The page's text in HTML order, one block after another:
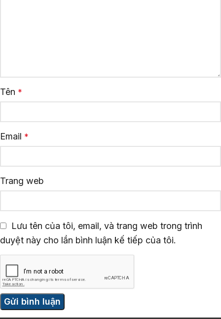
Tên *
Email *
Trang web
Lưu tên của tôi, email, và trang web trong trình
duyệt này cho lần bình luận kế tiếp của tôi.